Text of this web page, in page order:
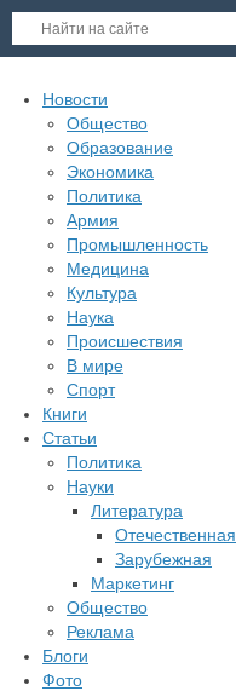
Новости
Общество
Образование
Экономика
Политика
Армия
Промышленность
Медицина
Культура
Наука
Происшествия
В мире
Спорт
Книги
Статьи
Политика
Науки
Литература
Отечественная
Зарубежная
Маркетинг
Общество
Реклама
Блоги
Фото